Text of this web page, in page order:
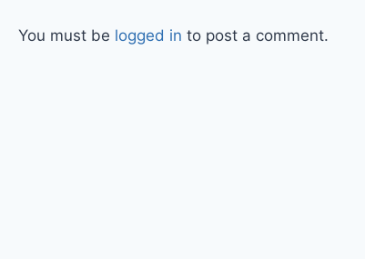
You must be logged in to post a comment.